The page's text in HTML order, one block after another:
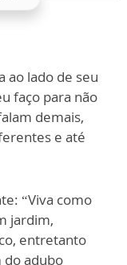
ao lado de seu
faço para não
demais,
e até
“Viva como
jardim,
entretanto
do adubo